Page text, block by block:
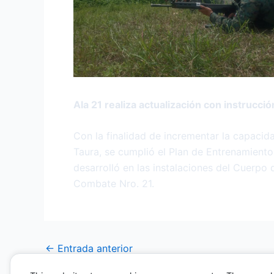
Ala 21 realiza actualización con
Con la finalidad de incrementar la
Taura, se cumplió el Plan de
desarrolló en las instalaciones del
Combate Nro. 21.
← Entrada anterior